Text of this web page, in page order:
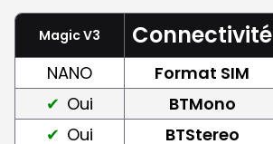
Magic V3 Connectivité
NANO Format SIM
Oui
BTMono
Oui
BTStereo